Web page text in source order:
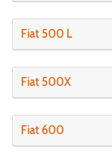
Fiat 500 L
Fiat 500X
Fiat 600